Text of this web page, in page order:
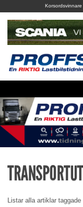
to
content
Korsordsvinnare
Listar alla artiklar